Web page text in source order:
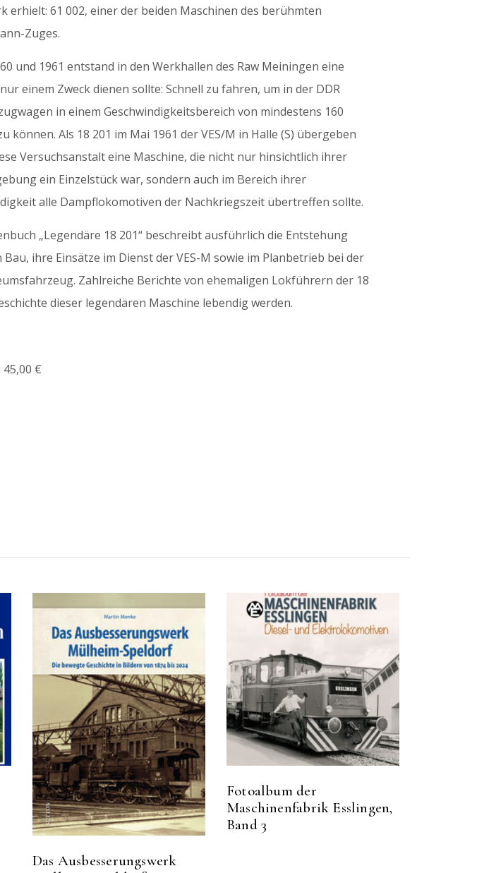
erhielt: 61 002, einer der beiden Maschinen des berühmten
Zuges.
und 1961 entstand in den Werkhallen des Raw Meiningen eine
einem Zweck dienen sollte: Schnell zu fahren, um in der DDR
in einem Geschwindigkeitsbereich von mindestens 160
können. Als 18 201 im Mai 1961 der VES/M in Halle (S) übergeben
Versuchsanstalt eine Maschine, die nicht nur hinsichtlich ihrer
ein Einzelstück war, sondern auch im Bereich ihrer
alle Dampflokomotiven der Nachkriegszeit übertreffen sollte.
„Legendäre 18 201“ beschreibt ausführlich die Entstehung
ihre Einsätze im Dienst der VES-M sowie im Planbetrieb bei der
Zahlreiche Berichte von ehemaligen Lokführern der 18
dieser legendären Maschine lebendig werden.
45,00 €
Das Ausbesserungswerk
Fotoalbum der
Maschinenfabrik Esslingen,
Band 3